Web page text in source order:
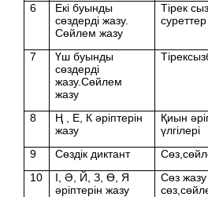
6
Екі буынды
сөздерді жазу.
Сөйлем жазу
Тірек
суреттер
7
Үш буынды
сөздерді
жазу.Сөйлем
жазу
8
Ң , Е, К әріптерін
жазу
Қиын
үлгілері
9 Сөздік диктант
10
І, Ә, Й, З, Ө, Я
әріптерін жазу
Сөз